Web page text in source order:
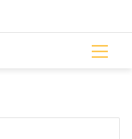
القائمة